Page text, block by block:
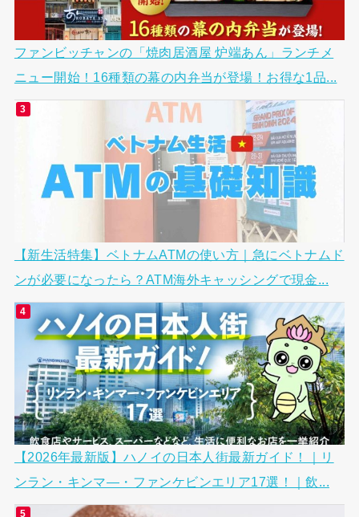
ファンビッチャンの「焼肉居酒屋 炉端あん」ランチメ
ニュー開始！16種類の幕の内弁当が登場！お得な1品...
【新生活特集】ベトナムATMの使い方｜急にベトナムド
ンが必要になったら？ATM海外キャッシングで現金...
【2026年最新版】ハノイの日本人街最新ガイド！｜リ
ンラン・キンマ―・ファンケビンエリア17選！｜飲...